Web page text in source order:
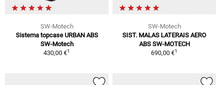
SW-Motech
Sistema topcase URBAN ABS
SW-Motech
430,00 €1
SW-Motech
SIST. MALAS LATERAIS AERO
ABS SW-MOTECH
690,00 €1